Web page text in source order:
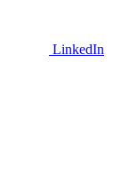
LinkedIn